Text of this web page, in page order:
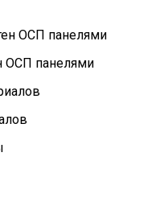
ОСП панелями